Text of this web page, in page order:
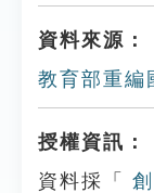
資料來源：
教育部重編
授權資訊：
資料採「